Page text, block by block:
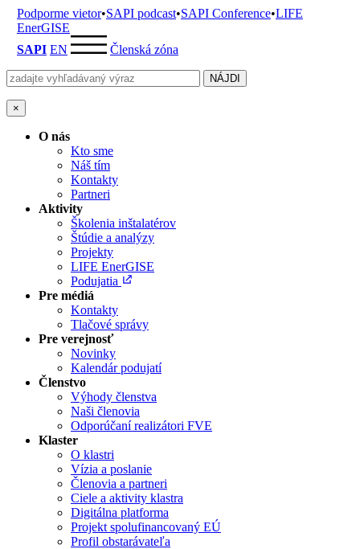
Podporme vietor•SAPI podcast•SAPI Conference•LIFE
EnerGISE
SAPI EN Členská zóna
×
O nás
Kto sme
Náš tím
Kontakty
Partneri
Aktivity
Školenia inštalatérov
Štúdie a analýzy
Projekty
LIFE EnerGISE
Podujatia
Pre médiá
Kontakty
Tlačové správy
Pre verejnosť
Novinky
Kalendár podujatí
Členstvo
Výhody členstva
Naši členovia
Odporúčaní realizátori FVE
Klaster
O klastri
Vízia a poslanie
Členovia a partneri
Ciele a aktivity klastra
Digitálna platforma
Projekt spolufinancovaný EÚ
Profil obstarávateľa